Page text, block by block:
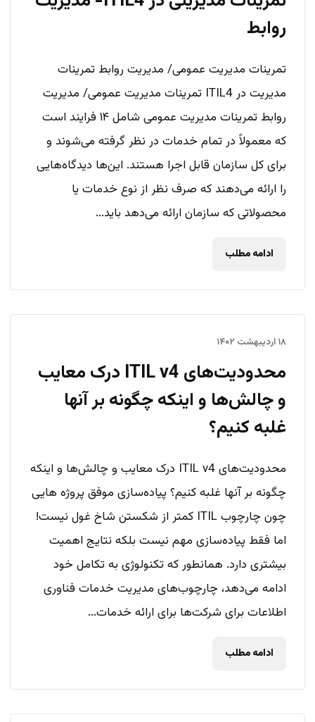
روابط
تمرینات مدیریت عمومی/ مدیریت روابط تمرینات
مدیریت در ITIL4 تمرینات مدیریت عمومی/ مدیریت
روابط تمرینات مدیریت عمومی شامل ۱۴ فرایند است
که معمولاً در تمام خدمات در نظر گرفته می‌شوند و
برای کل سازمان قابل اجرا هستند. این‌ها دیدگاه‌هایی
را ارائه می‌دهند که صرف نظر از نوع خدمات یا
محصولاتی که سازمان ارائه می‌دهد باید...
ادامه مطلب
۱۸ اردیبهشت ۱۴۰۲
محدودیت‌های ITIL v4 درک معایب
و چالش‌ها و اینکه چگونه بر آنها
غلبه کنیم؟
محدودیت‌های ITIL v4 درک معایب و چالش‌ها و اینکه
چگونه بر آنها غلبه کنیم؟ پیاده‌سازی موفق پروژه هایی
چون چارچوب ITIL کمتر از شکستن شاخ غول نیست!
اما فقط پیاده‌سازی مهم نیست بلکه نتایج اهمیت
بیشتری دارد. همانطور که تکنولوژی به تکامل خود
ادامه می‌دهد، چارچوب‌های مدیریت خدمات فناوری
اطلاعات برای شرکت‌ها برای ارائه خدمات...
ادامه مطلب